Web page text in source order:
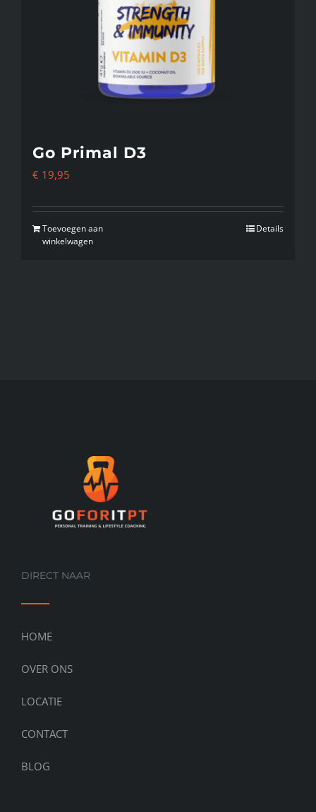
Go Primal D3
€ 19,95
Toevoegen aan
winkelwagen
Details
DIRECT NAAR
HOME
OVER ONS
LOCATIE
CONTACT
BLOG